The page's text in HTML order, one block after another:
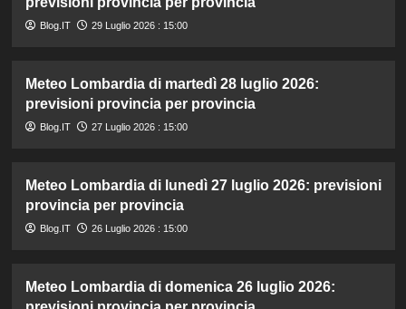
Blog.IT 29 Luglio 2026 : 15:00
Meteo Lombardia di martedì 28 luglio 2026:
previsioni provincia per provincia
Blog.IT 27 Luglio 2026 : 15:00
Meteo Lombardia di lunedì 27 luglio 2026: previsioni
provincia per provincia
Blog.IT 26 Luglio 2026 : 15:00
Meteo Lombardia di domenica 26 luglio 2026: